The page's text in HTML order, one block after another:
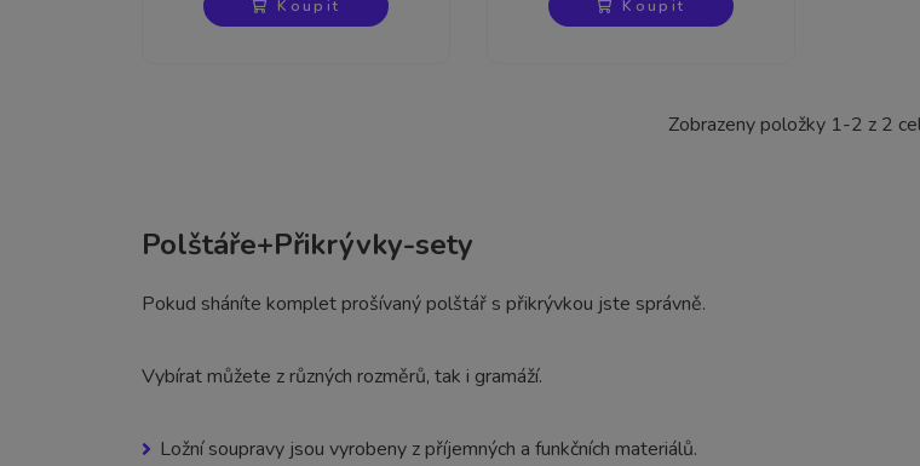
Koupit Koupit
Zobrazeny položky 1-2 z 2
Polštáře+Přikrývky-sety
Pokud sháníte komplet prošívaný polštář s přikrývkou jste správně.
Vybírat můžete z různých rozměrů, tak i gramáží.
Ložní soupravy jsou vyrobeny z příjemných a funkčních materiálů.